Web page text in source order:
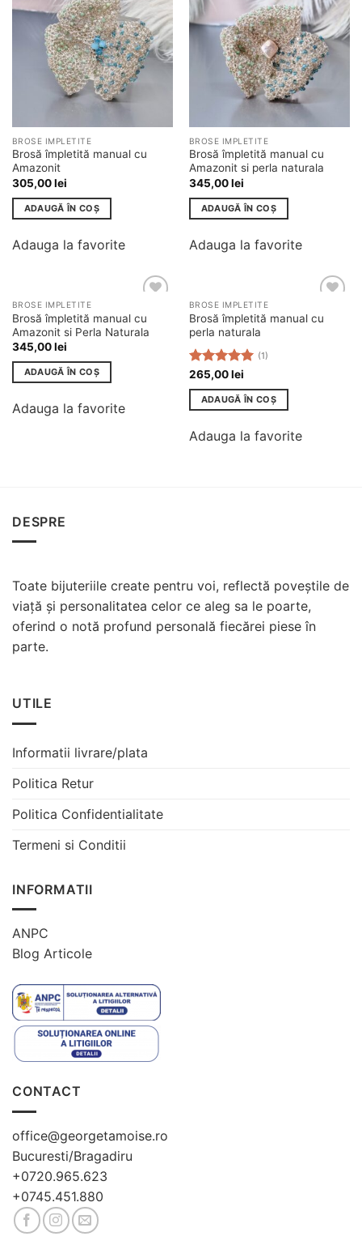
Adauga
la
favorite
BROSE IMPLETITE
Brosă împletită manual cu
Amazonit
305,00lei
ADAUGĂ ÎN COȘ
Adauga la favorite
Adauga
la
favorite
BROSE IMPLETITE
Brosă împletită manual cu
Amazonit si perla naturala
345,00lei
ADAUGĂ ÎN COȘ
Adauga la favorite
Adauga
la
favorite
BROSE IMPLETITE
Brosă împletită manual cu
Amazonit si Perla Naturala
345,00lei
ADAUGĂ ÎN COȘ
Adauga la favorite
Adauga
la
BROSE IMPLETITE
Brosă împletită manual cu
perla naturala
Evaluat la
5.00din 5
(1)
265,00lei
ADAUGĂ ÎN COȘ
Adauga la favorite
DESPRE
Toate bijuteriile create pentru voi, reflectă poveștile de
viață și personalitatea celor ce aleg sa le poarte,
oferind o notă profund personală fiecărei piese în
parte.
UTILE
Informatii livrare/plata
Politica Retur
Politica Confidentialitate
Termeni si Conditii
INFORMATII
ANPC
Blog Articole
CONTACT
office@georgetamoise.ro
Bucuresti/Bragadiru
+0720.965.623
+0745.451.880